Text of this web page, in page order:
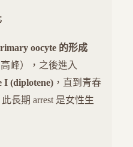
oocyte 的形成
高峰），之後進入
I (diplotene) ，直到青春
長期 arrest 是女性生